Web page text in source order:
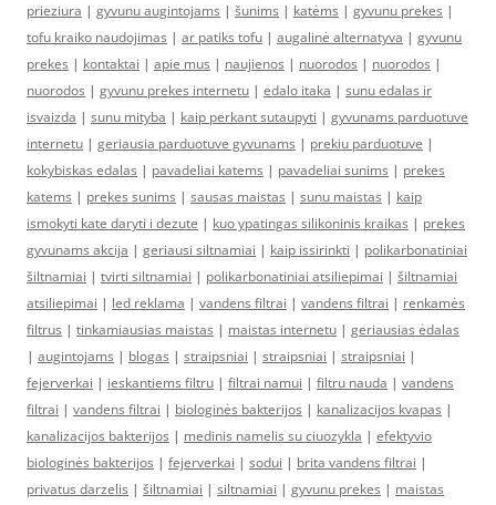
prieziura | gyvunu augintojams | šunims | katėms | gyvunu prekes |
tofu kraiko naudojimas | ar patiks tofu | augalinė alternatyva | gyvunu
prekes | kontaktai | apie mus | naujienos | nuorodos | nuorodos |
nuorodos | gyvunu prekes internetu | edalo itaka | sunu edalas ir
isvaizda | sunu mityba | kaip perkant sutaupyti | gyvunams parduotuve
internetu | geriausia parduotuve gyvunams | prekiu parduotuve |
kokybiskas edalas | pavadeliai katems | pavadeliai sunims | prekes
katems | prekes sunims | sausas maistas | sunu maistas | kaip
ismokyti kate daryti i dezute | kuo ypatingas silikoninis kraikas | prekes
gyvunams akcija | geriausi siltnamiai | kaip issirinkti | polikarbonatiniai
šiltnamiai | tvirti siltnamiai | polikarbonatiniai atsiliepimai | šiltnamiai
atsiliepimai | led reklama | vandens filtrai | vandens filtrai | renkamės
filtrus | tinkamiausias maistas | maistas internetu | geriausias ėdalas
| augintojams | blogas | straipsniai | straipsniai | straipsniai |
fejerverkai | ieskantiems filtru | filtrai namui | filtru nauda | vandens
filtrai | vandens filtrai | biologinės bakterijos | kanalizacijos kvapas |
kanalizacijos bakterijos | medinis namelis su ciuozykla | efektyvio
biologinės bakterijos | fejerverkai | sodui | brita vandens filtrai |
privatus darzelis | šiltnamiai | siltnamiai | gyvunu prekes | maistas